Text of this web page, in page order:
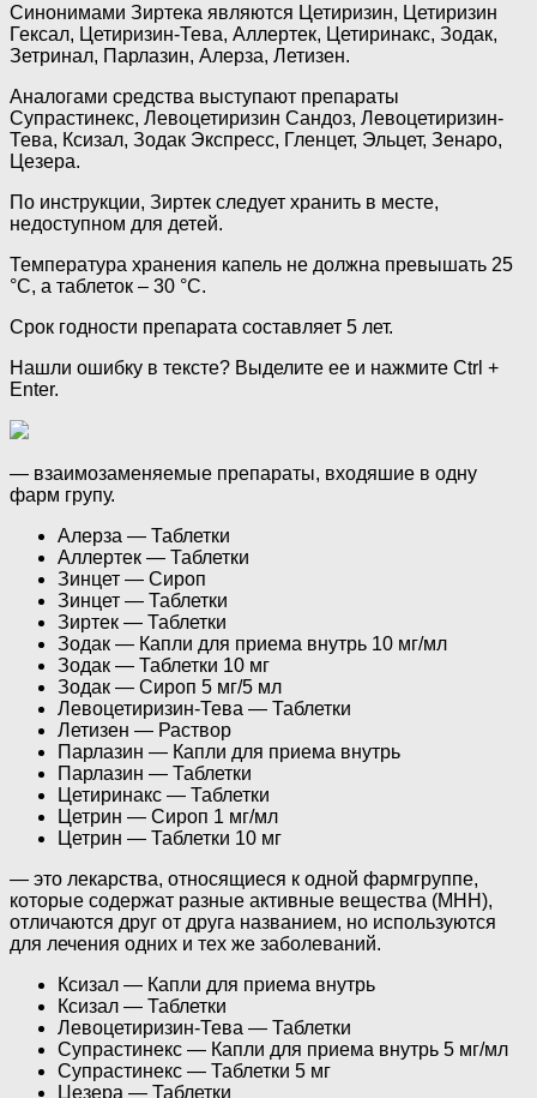
Синонимами Зиртека являются Цетиризин, Цетиризин
Гексал, Цетиризин-Тева, Аллертек, Цетиринакс, Зодак,
Зетринал, Парлазин, Алерза, Летизен.
Аналогами средства выступают препараты
Супрастинекс, Левоцетиризин Сандоз, Левоцетиризин-
Тева, Ксизал, Зодак Экспресс, Гленцет, Эльцет, Зенаро,
Цезера.
По инструкции, Зиртек следует хранить в месте,
недоступном для детей.
Температура хранения капель не должна превышать 25
°C, а таблеток – 30 °C.
Срок годности препарата составляет 5 лет.
Нашли ошибку в тексте? Выделите ее и нажмите Ctrl +
Enter.
— взаимозаменяемые препараты, входяшие в одну
фарм групу.
Алерза — Таблетки
Аллертек — Таблетки
Зинцет — Сироп
Зинцет — Таблетки
Зиртек — Таблетки
Зодак — Капли для приема внутрь 10 мг/мл
Зодак — Таблетки 10 мг
Зодак — Сироп 5 мг/5 мл
Левоцетиризин-Тева — Таблетки
Летизен — Раствор
Парлазин — Капли для приема внутрь
Парлазин — Таблетки
Цетиринакс — Таблетки
Цетрин — Сироп 1 мг/мл
Цетрин — Таблетки 10 мг
— это лекарства, относящиеся к одной фармгруппе,
которые содержат разные активные вещества (МНН),
отличаются друг от друга названием, но используются
для лечения одних и тех же заболеваний.
Ксизал — Капли для приема внутрь
Ксизал — Таблетки
Левоцетиризин-Тева — Таблетки
Супрастинекс — Капли для приема внутрь 5 мг/мл
Супрастинекс — Таблетки 5 мг
Цезера — Таблетки